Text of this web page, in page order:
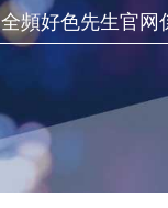
全頻好色先生官网